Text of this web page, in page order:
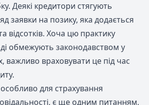
Деякі кредитори стягують
заявки на позику, яка додається
відсотків. Хоча цю практику
обмежують законодавством у
важливо враховувати це під час
особливо для страхування
є ще одним питанням,